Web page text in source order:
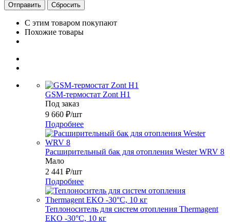
Сбросить
С этим товаром покупают
Похожие товары
GSM-термостат Zont H1
Под заказ
9 660 ₽/шт
Подробнее
Расширительный бак для отопления Wester WRV 8
Мало
2 441 ₽/шт
Подробнее
Теплоноситель для систем отопления Thermagent
EKO -30°C, 10 кг